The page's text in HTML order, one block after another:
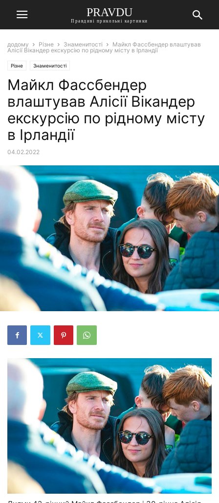
PRAVDU
Правдиві прикольні картинки
додому Різне Знаменитості
Майкл Фассбендер влаштував
Алісії Вікандер екскурсію по рідному місту в Ірландії
Різне Знаменитості
Майкл Фассбендер
влаштував Алісії Вікандер
екскурсію по рідному місту
в Ірландії
04.02.2022